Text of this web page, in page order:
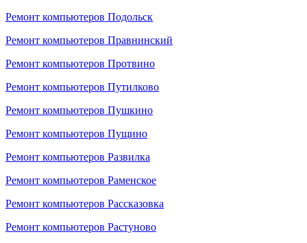
Ремонт компьютеров Подольск
Ремонт компьютеров Правнинский
Ремонт компьютеров Протвино
Ремонт компьютеров Путилково
Ремонт компьютеров Пушкино
Ремонт компьютеров Пущино
Ремонт компьютеров Развилка
Ремонт компьютеров Раменское
Ремонт компьютеров Рассказовка
Ремонт компьютеров Растуново